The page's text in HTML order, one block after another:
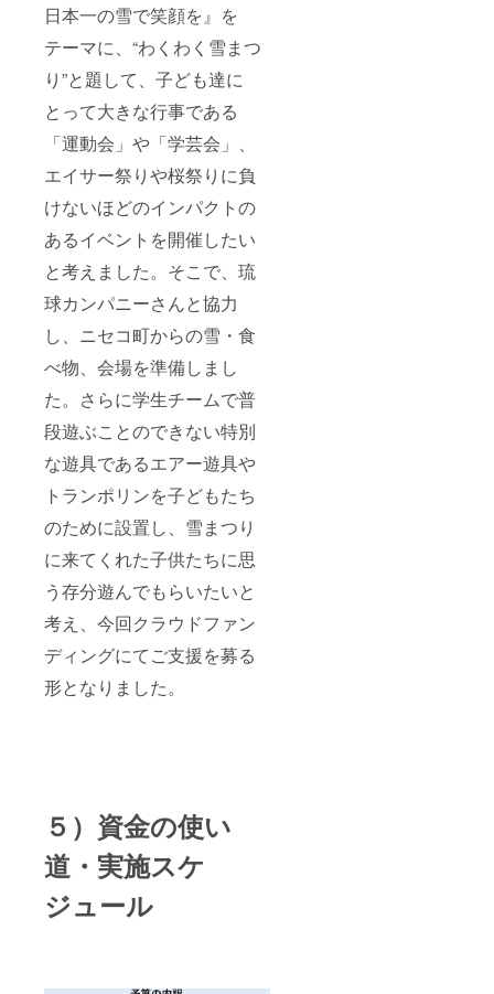
日本一の雪で笑顔を』を
テーマに、“わくわく雪まつ
り”と題して、子ども達に
とって大きな行事である
「運動会」や「学芸会」、
エイサー祭りや桜祭りに負
けないほどのインパクトの
あるイベントを開催したい
と考えました。そこで、琉
球カンパニーさんと協力
し、ニセコ町からの雪・食
べ物、会場を準備しまし
た。さらに学生チームで普
段遊ぶことのできない特別
な遊具であるエアー遊具や
トランポリンを子どもたち
のために設置し、雪まつり
に来てくれた子供たちに思
う存分遊んでもらいたいと
考え、今回クラウドファン
ディングにてご支援を募る
形となりました。
５）資金の使い
道・実施スケ
ジュール